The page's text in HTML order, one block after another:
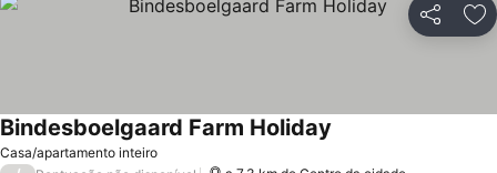
Partilhar
Casa/apartamento inteiro
Bindesboelgaard Farm Holiday